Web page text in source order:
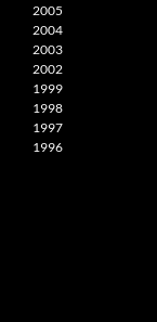
2005
2004
2003
2002
1999
1998
1997
1996